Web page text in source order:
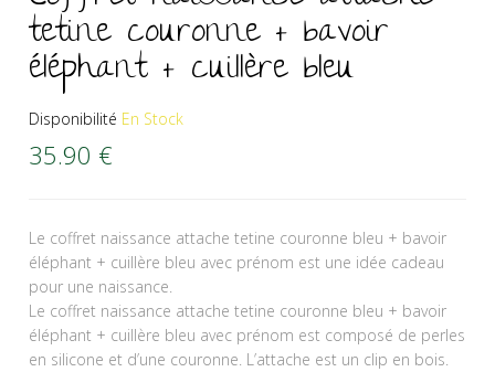
tetine couronne + bavoir
éléphant + cuillère bleu
Disponibilité En Stock
35.90 €
Le coffret naissance attache tetine couronne bleu + bavoir
éléphant + cuillère bleu avec prénom est une idée cadeau
pour une naissance.
Le coffret naissance attache tetine couronne bleu + bavoir
éléphant + cuillère bleu avec prénom est composé de perles
en silicone et d’une couronne. L’attache est un clip en bois.